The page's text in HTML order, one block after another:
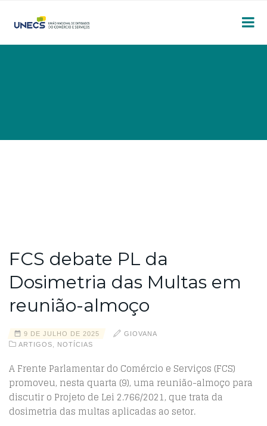
FCS debate PL da
Dosimetria das Multas em
reunião-almoço
9 DE JULHO DE 2025
GIOVANA
ARTIGOS
NOTÍCIAS
A Frente Parlamentar do Comércio e Serviços (FCS)
promoveu, nesta quarta (9), uma reunião-almoço para
discutir o Projeto de Lei 2.766/2021, que trata da
dosimetria das multas aplicadas ao setor.